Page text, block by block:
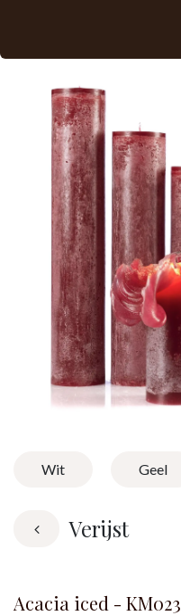
Wit Geel
Verijst
Acacia iced - KM023